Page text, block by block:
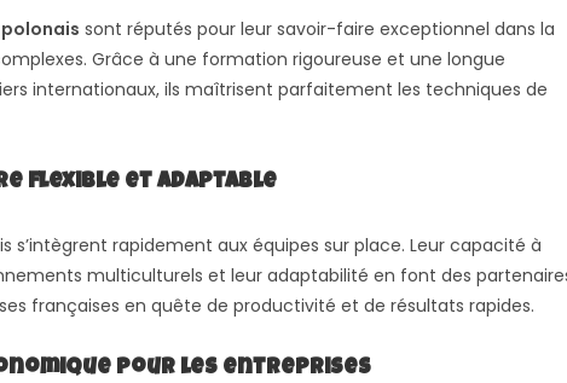
sont réputés pour leur savoir-faire exceptionnel dans la
Grâce à une formation rigoureuse et une longue
internationaux, ils maîtrisent parfaitement les techniques de
flexible et adaptable
s’intègrent rapidement aux équipes sur place. Leur capacité à
multiculturels et leur adaptabilité en font des
françaises en quête de productivité et de résultats rapides.
pour les entreprises